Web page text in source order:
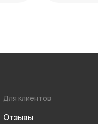
Для клиентов
Отзывы